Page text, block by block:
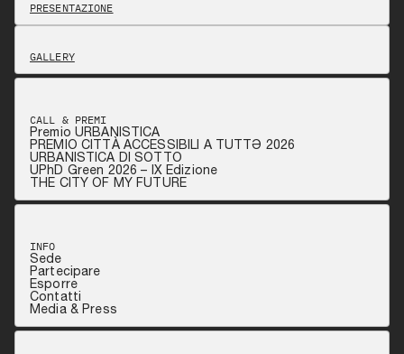
PRESENTAZIONE
GALLERY
CALL & PREMI
Premio URBANISTICA
PREMIO CITTÀ ACCESSIBILI A TUTTƏ 2026
URBANISTICA DI SOTTO
UPhD Green 2026 – IX Edizione
THE CITY OF MY FUTURE
INFO
Sede
Partecipare
Esporre
Contatti
Media & Press